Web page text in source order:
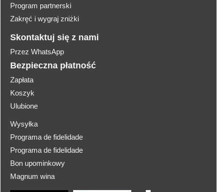
Program partnerski
Zakręć i wygraj zniżki
Skontaktuj się z nami
Przez WhatsApp
Bezpieczna płatność
Zapłata
Koszyk
Ulubione
Wysyłka
Programa de fidelidade
Programa de fidelidade
Bon upominkowy
Magnum wina